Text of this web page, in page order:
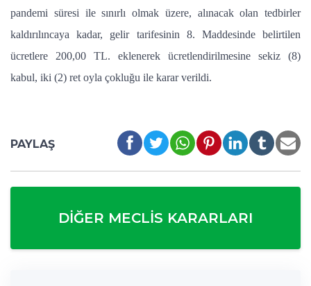
pandemi süresi ile sınırlı olmak üzere, alınacak olan tedbirler
kaldırılıncaya kadar, gelir tarifesinin 8. Maddesinde belirtilen
ücretlere 200,00 TL. eklenerek ücretlendirilmesine sekiz (8)
kabul, iki (2) ret oyla çokluğu ile karar verildi.
PAYLAŞ
DIĞER MECLIS KARARLARI